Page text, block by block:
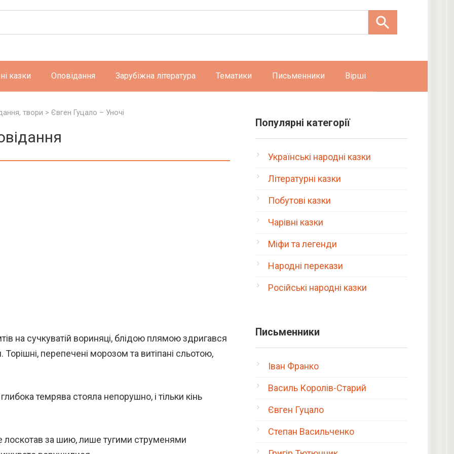
казки Оповідання Зарубіжна література Тематики Письменники Вірші
твори > Євген Гуцало – Уночі
на сучкуватій вориняці, блідою плямою здригався
перепечені морозом та витіпані сльотою,
темрява стояла непорушно, і тільки кінь
лоскотав за шию, лише тугими струменями
Популярні категорії
Українські народні казки
Літературні казки
Побутові казки
Чарівні казки
Міфи та легенди
Народні перекази
Російські народні казки
Письменники
Іван Франко
Василь Королів-Старий
Євген Гуцало
Степан Васильченко